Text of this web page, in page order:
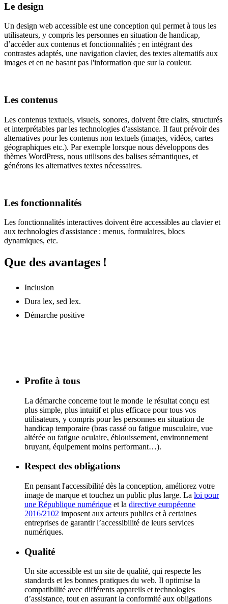
Le design
Un design web accessible est une conception qui permet à tous les
utilisateurs, y compris les personnes en situation de handicap,
d’accéder aux contenus et fonctionnalités ; en intégrant des
contrastes adaptés, une navigation clavier, des textes alternatifs aux
images et en ne basant pas l'information que sur la couleur.
Les contenus
Les contenus textuels, visuels, sonores, doivent être clairs, structurés
et interprétables par les technologies d'assistance. Il faut prévoir des
alternatives pour les contenus non textuels (images, vidéos, cartes
géographiques etc.). Par exemple lorsque nous développons des
thèmes WordPress, nous utilisons des balises sémantiques, et
générons les alternatives textes nécessaires.
Les fonctionnalités
Les fonctionnalités interactives doivent être accessibles au clavier et
aux technologies d'assistance : menus, formulaires, blocs
dynamiques, etc.
Que des avantages !
Inclusion
Dura lex, sed lex.
Démarche positive
Profite à tous
La démarche concerne tout le monde le résultat conçu est
plus simple, plus intuitif et plus efficace pour tous vos
utilisateurs, y compris pour les personnes en situation de
handicap temporaire (bras cassé ou fatigue musculaire, vue
altérée ou fatigue oculaire, éblouissement, environnement
bruyant, équipement moins performant…).
Respect des obligations
En pensant l'accessibilité dès la conception, améliorez votre
image de marque et touchez un public plus large. La loi pour
une République numérique et la directive européenne
2016/2102 imposent aux acteurs publics et à certaines
entreprises de garantir l’accessibilité de leurs services
numériques.
Qualité
Un site accessible est un site de qualité, qui respecte les
standards et les bonnes pratiques du web. Il optimise la
compatibilité avec différents appareils et technologies
d’assistance, tout en assurant la conformité aux obligations